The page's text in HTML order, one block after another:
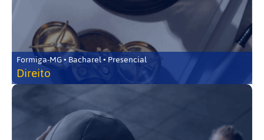
Formiga-MG • Bacharel • Presencial
Direito